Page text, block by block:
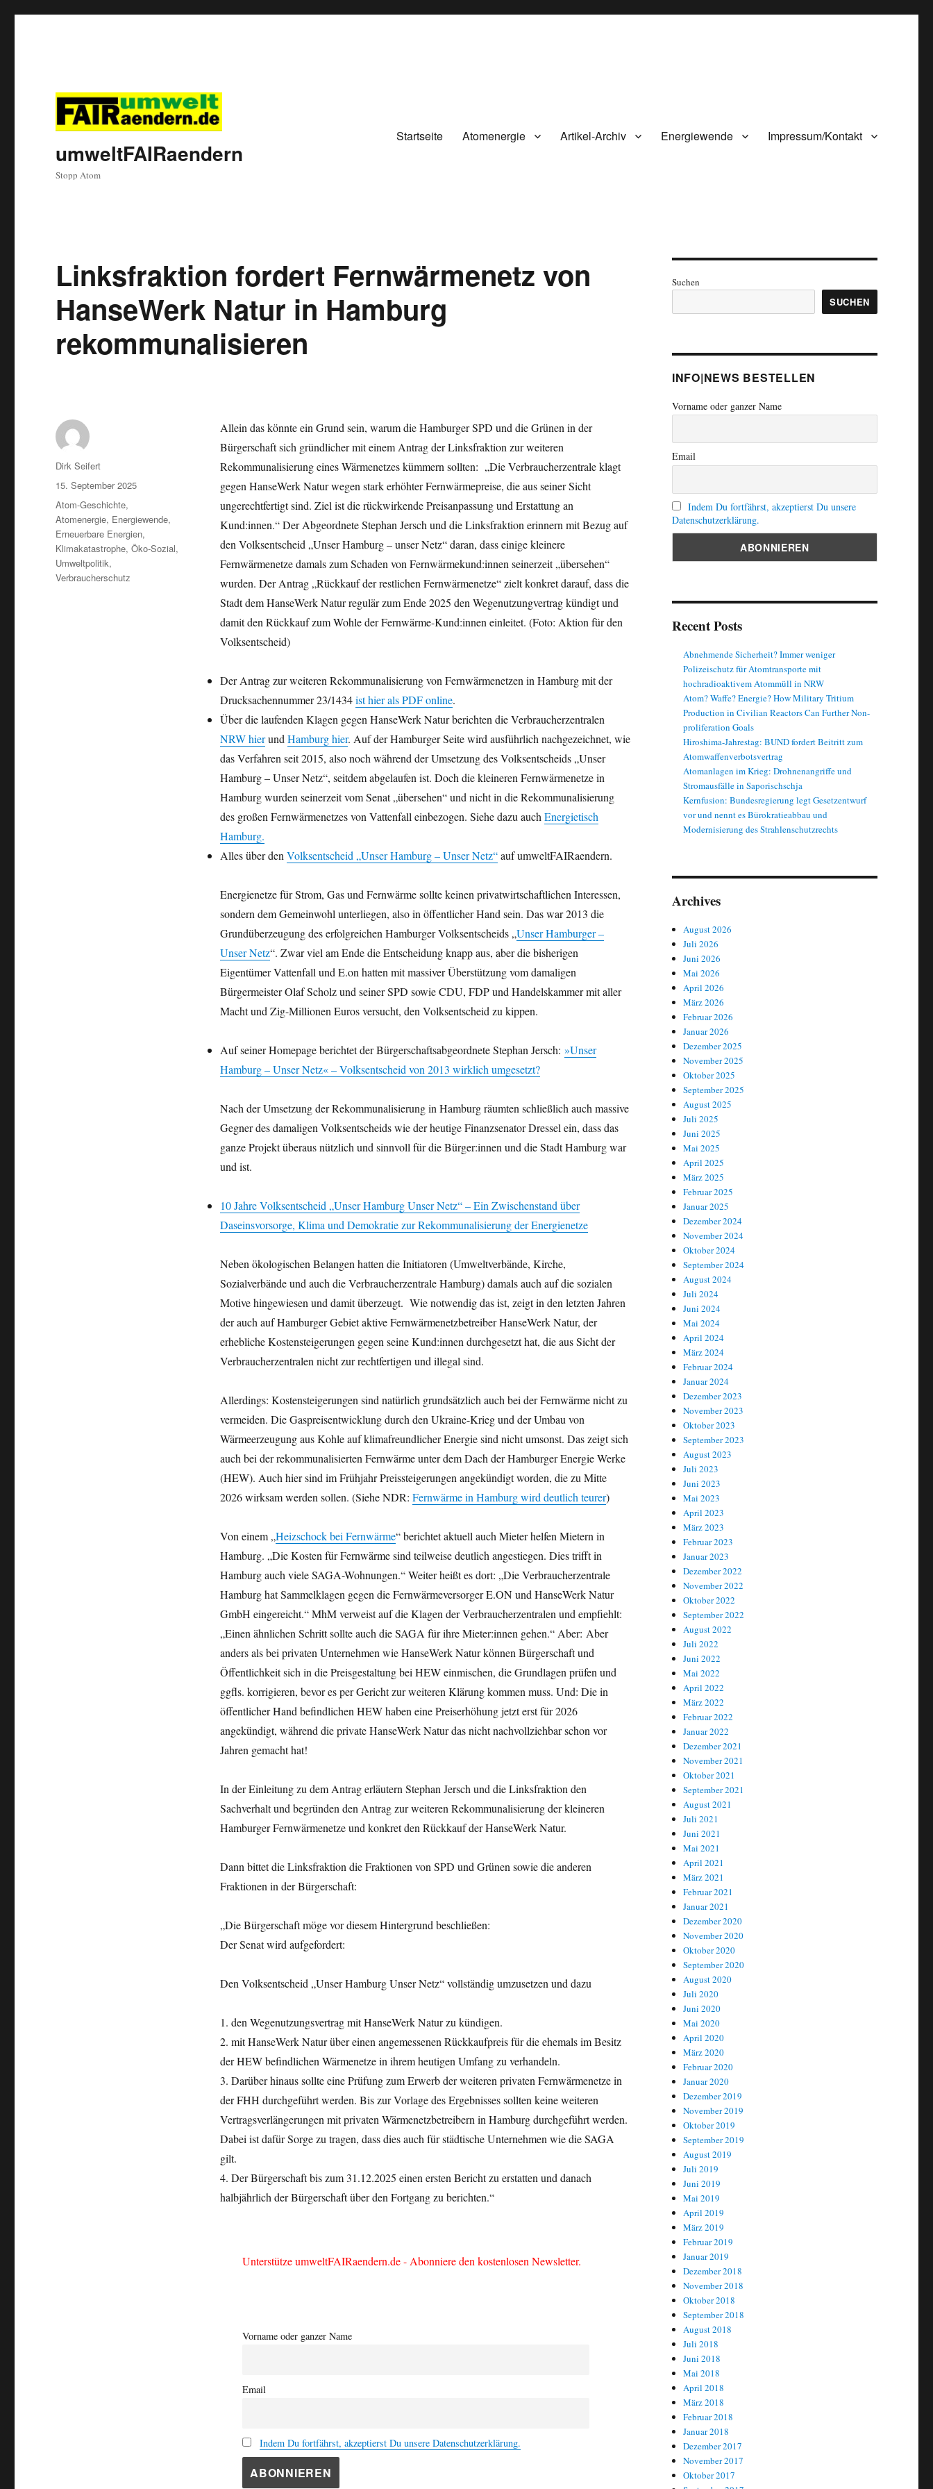
umweltFAIRaendern
Stopp Atom
Startseite Atomenergie Artikel-Archiv Energiewende Impressum/Kontakt
Linksfraktion fordert Fernwärmenetz von
HanseWerk Natur in Hamburg
rekommunalisieren
Allein das könnte ein Grund sein, warum die Hamburger SPD und die Grünen in der
Bürgerschaft sich gründlicher mit einem Antrag der Linksfraktion zur weiteren
Rekommunalisierung eines Wärmenetzes kümmern sollten: „Die Verbraucherzentrale klagt
gegen HanseWerk Natur wegen stark erhöhter Fernwärmepreise, die aus seiner Sicht
ungerechtfertigt sind. Ziel ist die rückwirkende Preisanpassung und Erstattung an
Kund:innen.“ Der Abgeordnete Stephan Jersch und die Linksfraktion erinnern mit Bezug auf
den Volksentscheid „Unser Hamburg – unser Netz“ daran, dass einige kleinere
Fernwärmenetze damals zum Schaden von Fernwärmekund:innen seinerzeit „übersehen“
wurden. Der Antrag „Rückkauf der restlichen Fernwärmenetze“ zielt konkret darauf, dass die
Stadt dem HanseWerk Natur regulär zum Ende 2025 den Wegenutzungvertrag kündigt und
damit den Rückkauf zum Wohle der Fernwärme-Kund:innen einleitet. (Foto: Aktion für den
Volksentscheid)
Der Antrag zur weiteren Rekommunalisierung von Fernwärmenetzen in Hamburg mit der
Drucksachennummer 23/1434ist hier als PDF online.
Über die laufenden Klagen gegen HanseWerk Natur berichten die Verbraucherzentralen
NRW hierund Hamburg hier. Auf der Hamburger Seite wird ausführlich nachgezeichnet, wie
das Verfahren seit 2015, also noch während der Umsetzung des Volksentscheids „Unser
Hamburg – Unser Netz“, seitdem abgelaufen ist. Doch die kleineren Fernwärmenetze in
Hamburg wurden seinerzeit vom Senat „übersehen“ und nicht in die Rekommunalisierung
des großen Fernwärmenetzes von Vattenfall einbezogen. Siehe dazu auch Energietisch
Hamburg.
Alles über den Volksentscheid „Unser Hamburg – Unser Netz“auf umweltFAIRaendern.
Energienetze für Strom, Gas und Fernwärme sollte keinen privatwirtschaftlichen Interessen,
sondern dem Gemeinwohl unterliegen, also in öffentlicher Hand sein. Das war 2013 die
Grundüberzeugung des erfolgreichen Hamburger Volksentscheids „Unser Hamburger –
Unser Netz“. Zwar viel am Ende die Entscheidung knapp aus, aber die bisherigen
Eigentümer Vattenfall und E.on hatten mit massiver Überstützung vom damaligen
Bürgermeister Olaf Scholz und seiner SPD sowie CDU, FDP und Handelskammer mit aller
Macht und Zig-Millionen Euros versucht, den Volksentscheid zu kippen.
Auf seiner Homepage berichtet der Bürgerschaftsabgeordnete Stephan Jersch: »Unser
Hamburg – Unser Netz« – Volksentscheid von 2013 wirklich umgesetzt?
Nach der Umsetzung der Rekommunalisierung in Hamburg räumten schließlich auch massive
Gegner des damaligen Volksentscheids wie der heutige Finanzsenator Dressel ein, dass das
ganze Projekt überaus nützlich und sinnvoll für die Bürger:innen und die Stadt Hamburg war
und ist.
10 Jahre Volksentscheid „Unser Hamburg Unser Netz“ – Ein Zwischenstand über
Daseinsvorsorge, Klima und Demokratie zur Rekommunalisierung der Energienetze
Neben ökologischen Belangen hatten die Initiatoren (Umweltverbände, Kirche,
Sozialverbände und auch die Verbraucherzentrale Hamburg) damals auch auf die sozialen
Motive hingewiesen und damit überzeugt. Wie notwendig das ist, zeigt in den letzten Jahren
der auch auf Hamburger Gebiet aktive Fernwärmenetzbetreiber HanseWerk Natur, der
erhebliche Kostensteigerungen gegen seine Kund:innen durchgesetzt hat, die aus Sicht der
Verbraucherzentralen nicht zur rechtfertigen und illegal sind.
Allerdings: Kostensteigerungen sind natürlich grundsätzlich auch bei der Fernwärme nicht zu
vermeiden. Die Gaspreisentwicklung durch den Ukraine-Krieg und der Umbau von
Wärmeerzeugung aus Kohle auf klimafreundlicher Energie sind nicht umsonst. Das zeigt sich
auch bei der rekommunalisierten Fernwärme unter dem Dach der Hamburger Energie Werke
(HEW). Auch hier sind im Frühjahr Preissteigerungen angekündigt worden, die zu Mitte
2026 wirksam werden sollen. (Siehe NDR: Fernwärme in Hamburg wird deutlich teurer)
Von einem „Heizschock bei Fernwärme“ berichtet aktuell auch Mieter helfen Mietern in
Hamburg. „Die Kosten für Fernwärme sind teilweise deutlich angestiegen. Dies trifft in
Hamburg auch viele SAGA-Wohnungen.“ Weiter heißt es dort: „Die Verbraucherzentrale
Hamburg hat Sammelklagen gegen die Fernwärmeversorger E.ON und HanseWerk Natur
GmbH eingereicht.“ MhM verweist auf die Klagen der Verbraucherzentralen und empfiehlt:
„Einen ähnlichen Schritt sollte auch die SAGA für ihre Mieter:innen gehen.“ Aber: Aber
anders als bei privaten Unternehmen wie HanseWerk Natur können Bürgerschaft und
Öffentlichkeit sich in die Preisgestaltung bei HEW einmischen, die Grundlagen prüfen und
ggfls. korrigieren, bevor es per Gericht zur weiteren Klärung kommen muss. Und: Die in
öffentlicher Hand befindlichen HEW haben eine Preiserhöhung jetzt erst für 2026
angekündigt, während die private HanseWerk Natur das nicht nachvollziehbar schon vor
Jahren gemacht hat!
In der Einleitung zu dem Antrag erläutern Stephan Jersch und die Linksfraktion den
Sachverhalt und begründen den Antrag zur weiteren Rekommunalisierung der kleineren
Hamburger Fernwärmenetze und konkret den Rückkauf der HanseWerk Natur.
Dann bittet die Linksfraktion die Fraktionen von SPD und Grünen sowie die anderen
Fraktionen in der Bürgerschaft:
„Die Bürgerschaft möge vor diesem Hintergrund beschließen:
Der Senat wird aufgefordert:
Den Volksentscheid „Unser Hamburg Unser Netz“ vollständig umzusetzen und dazu
1. den Wegenutzungsvertrag mit HanseWerk Natur zu kündigen.
2. mit HanseWerk Natur über einen angemessenen Rückkaufpreis für die ehemals im Besitz
der HEW befindlichen Wärmenetze in ihrem heutigen Umfang zu verhandeln.
3. Darüber hinaus sollte eine Prüfung zum Erwerb der weiteren privaten Fernwärmenetze in
der FHH durchgeführt werden. Bis zur Vorlage des Ergebnisses sollten keine weiteren
Vertragsverlängerungen mit privaten Wärmenetzbetreibern in Hamburg durchgeführt werden.
Dabei ist dafür Sorge zu tragen, dass dies auch für städtische Unternehmen wie die SAGA
gilt.
4. Der Bürgerschaft bis zum 31.12.2025 einen ersten Bericht zu erstatten und danach
halbjährlich der Bürgerschaft über den Fortgang zu berichten.“
Unterstütze umweltFAIRaendern.de - Abonniere den kostenlosen Newsletter.
Vorname oder ganzer Name
Email
Indem Du fortfährst, akzeptierst Du unsere Datenschutzerklärung.
Autor
Dirk Seifert
Veröffentlicht
am
15. September 2025
Kategorien
Atom-Geschichte,
Atomenergie, Energiewende,
Erneuerbare Energien,
Klimakatastrophe,Öko-Sozial,
Umweltpolitik,
Verbraucherschutz
Suchen
SUCHEN
INFO|NEWS BESTELLEN
Vorname oder ganzer Name
Email
Indem Du fortfährst, akzeptierst Du unsere
Datenschutzerklärung.
Recent Posts
Abnehmende Sicherheit? Immer weniger
Polizeischutz für Atomtransporte mit
hochradioaktivem Atommüll in NRW
Atom? Waffe? Energie? How Military Tritium
Production in Civilian Reactors Can Further Non-
proliferation Goals
Hiroshima-Jahrestag: BUND fordert Beitritt zum
Atomwaffenverbotsvertrag
Atomanlagen im Krieg: Drohnenangriffe und
Stromausfälle in Saporischschja
Kernfusion: Bundesregierung legt Gesetzentwurf
vor und nennt es Bürokratieabbau und
Modernisierung des Strahlenschutzrechts
Archives
August 2026
Juli 2026
Juni 2026
Mai 2026
April 2026
März 2026
Februar 2026
Januar 2026
Dezember 2025
November 2025
Oktober 2025
September 2025
August 2025
Juli 2025
Juni 2025
Mai 2025
April 2025
März 2025
Februar 2025
Januar 2025
Dezember 2024
November 2024
Oktober 2024
September 2024
August 2024
Juli 2024
Juni 2024
Mai 2024
April 2024
März 2024
Februar 2024
Januar 2024
Dezember 2023
November 2023
Oktober 2023
September 2023
August 2023
Juli 2023
Juni 2023
Mai 2023
April 2023
März 2023
Februar 2023
Januar 2023
Dezember 2022
November 2022
Oktober 2022
September 2022
August 2022
Juli 2022
Juni 2022
Mai 2022
April 2022
März 2022
Februar 2022
Januar 2022
Dezember 2021
November 2021
Oktober 2021
September 2021
August 2021
Juli 2021
Juni 2021
Mai 2021
April 2021
März 2021
Februar 2021
Januar 2021
Dezember 2020
November 2020
Oktober 2020
September 2020
August 2020
Juli 2020
Juni 2020
Mai 2020
April 2020
März 2020
Februar 2020
Januar 2020
Dezember 2019
November 2019
Oktober 2019
September 2019
August 2019
Juli 2019
Juni 2019
Mai 2019
April 2019
März 2019
Februar 2019
Januar 2019
Dezember 2018
November 2018
Oktober 2018
September 2018
August 2018
Juli 2018
Juni 2018
Mai 2018
April 2018
März 2018
Februar 2018
Januar 2018
Dezember 2017
November 2017
Oktober 2017